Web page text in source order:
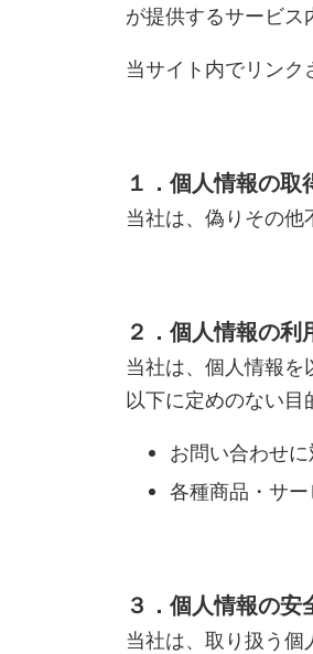
が提供するサービス
当サイト内でリンク
１．個人情報の取
当社は、偽りその他
２．個人情報の利
当社は、個人情報を
以下に定めのない目
お問い合わせ
各種商品・サ
３．個人情報の安
当社は、取り扱う個